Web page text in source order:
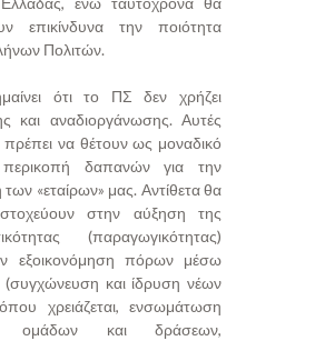
επικίνδυνα την ποιότητα
Πολιτών.
ότι το ΠΣ δεν χρήζει
και αναδιοργάνωσης. Αυτές
να θέτουν ως μοναδικό
δαπανών για την
«εταίρων» μας. Αντίθετα θα
στην αύξηση της
(παραγωγικότητας)
εξοικονόμηση πόρων μέσω
(συγχώνευση και ίδρυση νέων
χρειάζεται, ενσωμάτωση
ομάδων και δράσεων,